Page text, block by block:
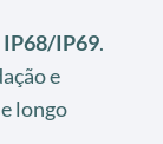
IP68/IP69.
e
longo